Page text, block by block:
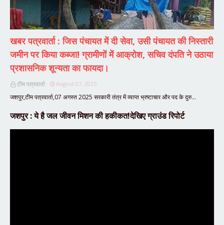
खबर पत्रवार्ता : जिस पंचायत में दी सेवा, उसी पंचायत की निस्तारी
जमीन पर किया कब्जा! ग्रामीणों में आक्रोश, सचिव दंपति ने उठाया
प्रशासनिक शून्यता का फायदा।
टीम पत्रवार्ता August 07, 2025
जशपुर,टीम पत्रवार्ता,07 अगस्त 2025 सरकारी तंत्र में व्याप्त भ्रष्टाचार और पद के दुरु…
जशपुर : ये है जल जीवन मिशन की हकीकत!देखिए ग्राउंड रिपोर्ट